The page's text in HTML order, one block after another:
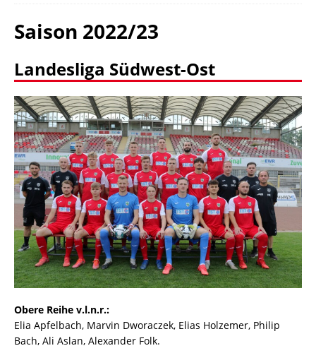
Saison 2022/23
Landesliga Südwest-Ost
Obere Reihe v.l.n.r.:
Elia Apfelbach, Marvin Dworaczek, Elias Holzemer, Philip
Bach, Ali Aslan, Alexander Folk.